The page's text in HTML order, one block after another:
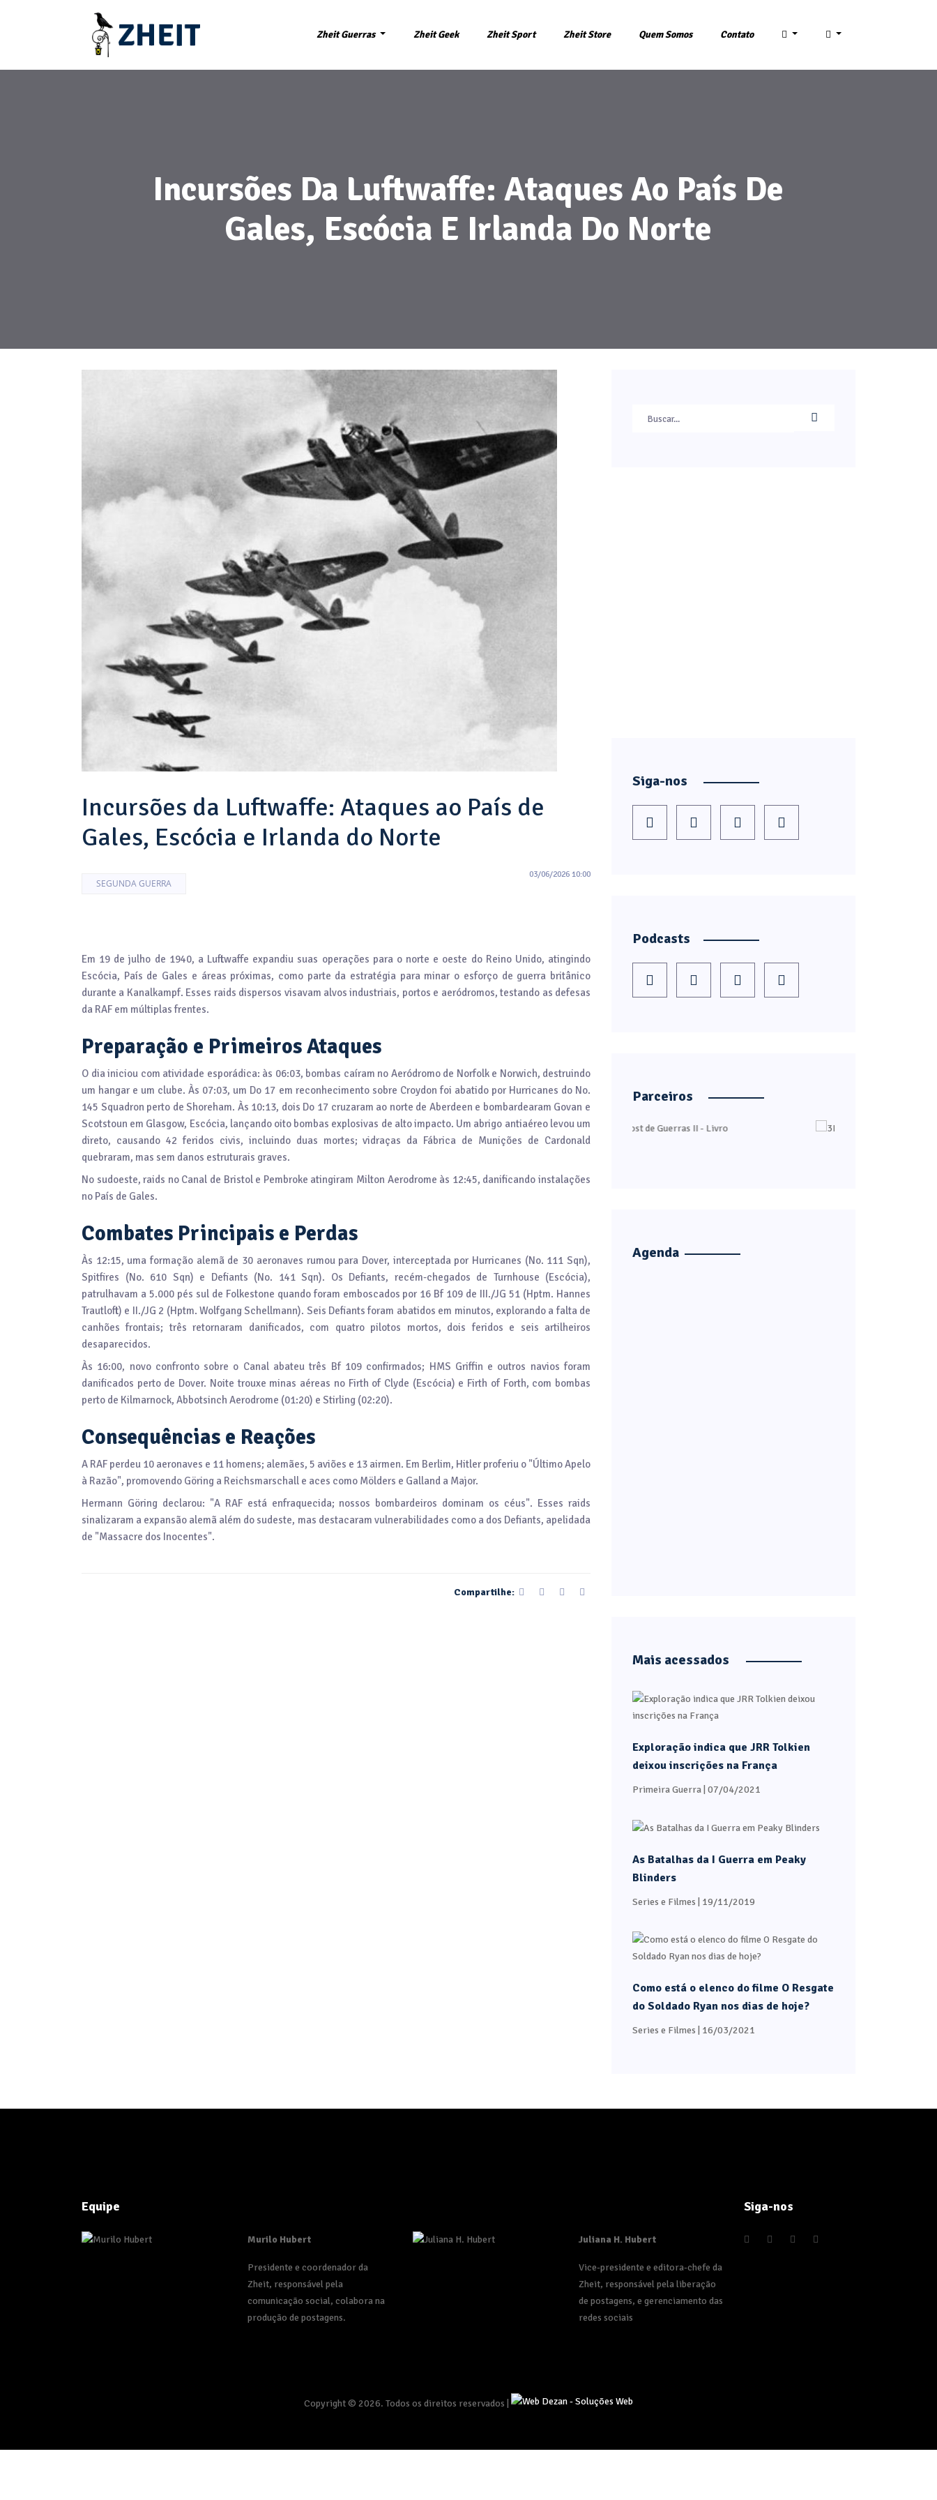
Zheit Guerras Zheit Geek Zheit Sport Zheit Store Quem Somos Contato
Incursões Da Luftwaffe: Ataques Ao País De
Gales, Escócia E Irlanda Do Norte
Incursões da Luftwaffe: Ataques ao País de
Gales, Escócia e Irlanda do Norte
SEGUNDA GUERRA
03/06/2026 10:00
Em 19 de julho de 1940, a Luftwaffe expandiu suas operações para o norte e oeste do Reino Unido, atingindo
Escócia, País de Gales e áreas próximas, como parte da estratégia para minar o esforço de guerra britânico
durante a Kanalkampf. Esses raids dispersos visavam alvos industriais, portos e aeródromos, testando as defesas
da RAF em múltiplas frentes.
Preparação e Primeiros Ataques
O dia iniciou com atividade esporádica: às 06:03, bombas caíram no Aeródromo de Norfolk e Norwich, destruindo
um hangar e um clube. Às 07:03, um Do 17 em reconhecimento sobre Croydon foi abatido por Hurricanes do No.
145 Squadron perto de Shoreham. Às 10:13, dois Do 17 cruzaram ao norte de Aberdeen e bombardearam Govan e
Scotstoun em Glasgow, Escócia, lançando oito bombas explosivas de alto impacto. Um abrigo antiaéreo levou um
direto, causando 42 feridos civis, incluindo duas mortes; vidraças da Fábrica de Munições de Cardonald
quebraram, mas sem danos estruturais graves.
No sudoeste, raids no Canal de Bristol e Pembroke atingiram Milton Aerodrome às 12:45, danificando instalações
no País de Gales.
Combates Principais e Perdas
Às 12:15, uma formação alemã de 30 aeronaves rumou para Dover, interceptada por Hurricanes (No. 111 Sqn),
Spitfires (No. 610 Sqn) e Defiants (No. 141 Sqn). Os Defiants, recém-chegados de Turnhouse (Escócia),
patrulhavam a 5.000 pés sul de Folkestone quando foram emboscados por 16 Bf 109 de III./JG 51 (Hptm. Hannes
Trautloft) e II./JG 2 (Hptm. Wolfgang Schellmann). Seis Defiants foram abatidos em minutos, explorando a falta de
canhões frontais; três retornaram danificados, com quatro pilotos mortos, dois feridos e seis artilheiros
desaparecidos.
Às 16:00, novo confronto sobre o Canal abateu três Bf 109 confirmados; HMS Griffin e outros navios foram
danificados perto de Dover. Noite trouxe minas aéreas no Firth of Clyde (Escócia) e Firth of Forth, com bombas
perto de Kilmarnock, Abbotsinch Aerodrome (01:20) e Stirling (02:20).
Consequências e Reações
A RAF perdeu 10 aeronaves e 11 homens; alemães, 5 aviões e 13 airmen. Em Berlim, Hitler proferiu o "Último Apelo
à Razão", promovendo Göring a Reichsmarschall e aces como Mölders e Galland a Major.
Hermann Göring declarou: "A RAF está enfraquecida; nossos bombardeiros dominam os céus". Esses raids
sinalizaram a expansão alemã além do sudeste, mas destacaram vulnerabilidades como a dos Defiants, apelidada
de "Massacre dos Inocentes".
Compartilhe:
Siga-nos
Podcasts
Parceiros
Agenda
Mais acessados
Exploração indica que JRR Tolkien
deixou inscrições na França
Primeira Guerra | 07/04/2021
As Batalhas da I Guerra em Peaky
Blinders
Series e Filmes | 19/11/2019
Como está o elenco do filme O Resgate
do Soldado Ryan nos dias de hoje?
Series e Filmes | 16/03/2021
Equipe
Murilo Hubert
Presidente e coordenador da
Zheit, responsável pela
comunicação social, colabora na
produção de postagens.
Juliana H. Hubert
Vice-presidente e editora-chefe da
Zheit, responsável pela liberação
de postagens, e gerenciamento das
redes sociais
Siga-nos
Copyright © 2026. Todos os direitos reservados |